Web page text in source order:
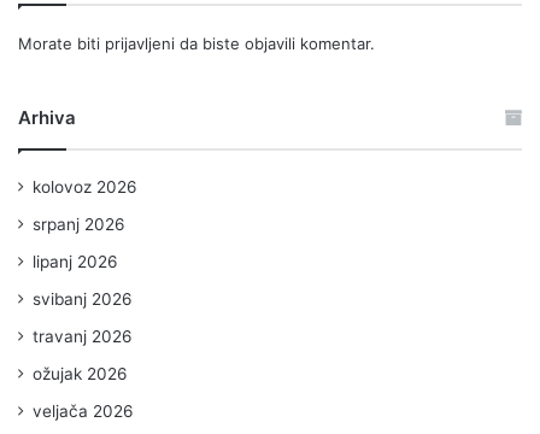
Morate biti prijavljeni da biste objavili komentar.
Arhiva
kolovoz 2026
srpanj 2026
lipanj 2026
svibanj 2026
travanj 2026
ožujak 2026
veljača 2026